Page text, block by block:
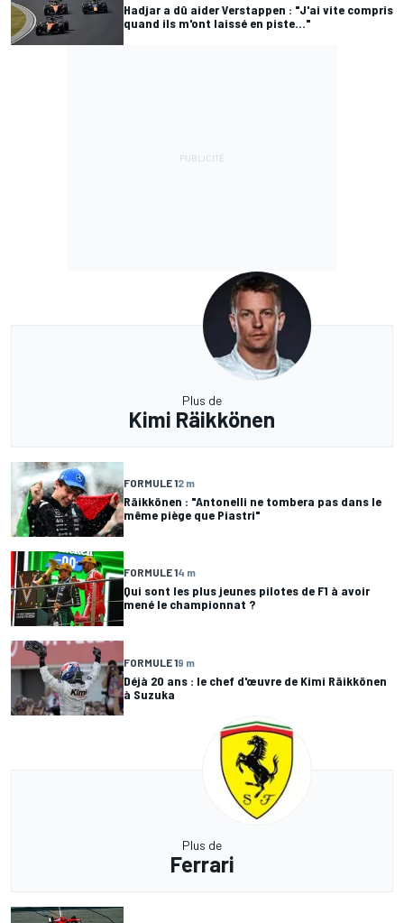
Hadjar a dû aider Verstappen : "J'ai vite compris
quand ils m'ont laissé en piste..."
Plus de
Kimi Räikkönen
FORMULE 12 m
Räikkönen : "Antonelli ne tombera pas dans le
même piège que Piastri"
FORMULE 14 m
Qui sont les plus jeunes pilotes de F1 à avoir
mené le championnat ?
FORMULE 19 m
Déjà 20 ans : le chef d'œuvre de Kimi Räikkönen
à Suzuka
Plus de
Ferrari